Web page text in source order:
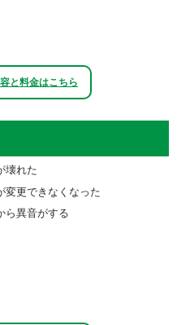
と料金はこちら
壊れた
変更できなくなった
ら異音がする